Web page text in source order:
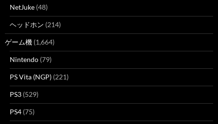
NetJuke (48)
ヘッドホン (214)
ゲーム機 (1,664)
Nintendo (79)
PS Vita (NGP) (221)
PS3 (529)
PS4 (75)